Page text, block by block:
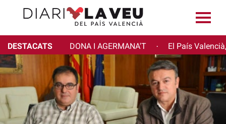
DESTACATS DONA I AGERMANA'T · El País